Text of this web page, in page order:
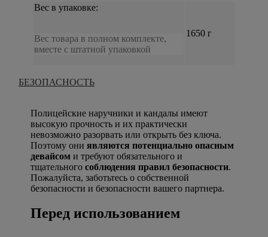
Вес в упаковке:
Вес товара в полном комплекте,
вместе с штатной упаковкой
1650 г
БЕЗОПАСНОСТЬ
Полицейские наручники и кандалы имеют
высокую прочность и их практически
невозможно разорвать или открыть без ключа.
Поэтому они являются потенциально опасным
девайсом и требуют обязательного и
тщательного соблюдения правил безопасности.
Пожалуйста, заботьтесь о собственной
безопасности и безопасности вашего партнера.
Перед использованием